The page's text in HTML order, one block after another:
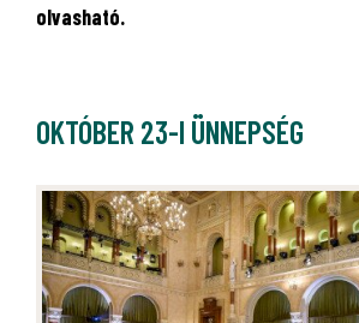
olvasható.
OKTÓBER 23-I ÜNNEPSÉG